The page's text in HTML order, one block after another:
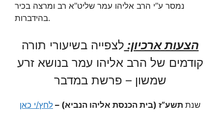
נמסר ע”י הרב אליהו עמר שליט”א רב ומרצה בכיר
בהידברות.
הצעות ארכיון: לצפייה בשיעורי תורה
קודמים של הרב אליהו עמר בנושא זרע
שמשון – פרשת במדבר
שנת תשע”ז (בית הכנסת אליהו הנביא) – לחץ/י כאן